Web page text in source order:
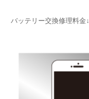
バッテリー交換修理料金↓